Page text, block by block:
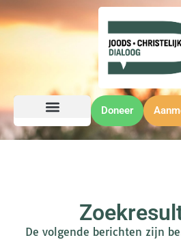
Doneer
De volgende berichten zijn